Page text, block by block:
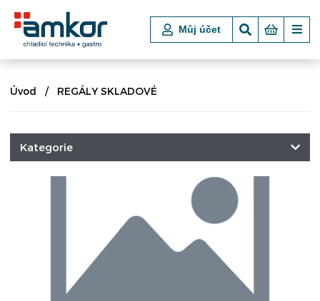
Můj účet
Úvod REGÁLY SKLADOVÉ
Kategorie
CHLADICÍ A MRAZICÍ TECHNIKA
VSTUPNÍ TURNIKETY, ZÁBRANY
NÁKUPNÍ KOŠE A VOZÍKY